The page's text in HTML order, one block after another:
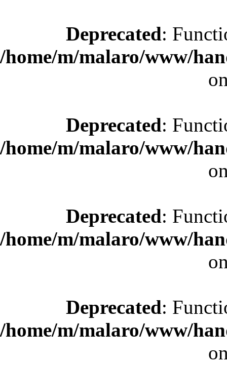
Deprecated:
/home/m/malaro/www/
Deprecated:
/home/m/malaro/www/
Deprecated:
/home/m/malaro/www/
Deprecated:
/home/m/malaro/www/